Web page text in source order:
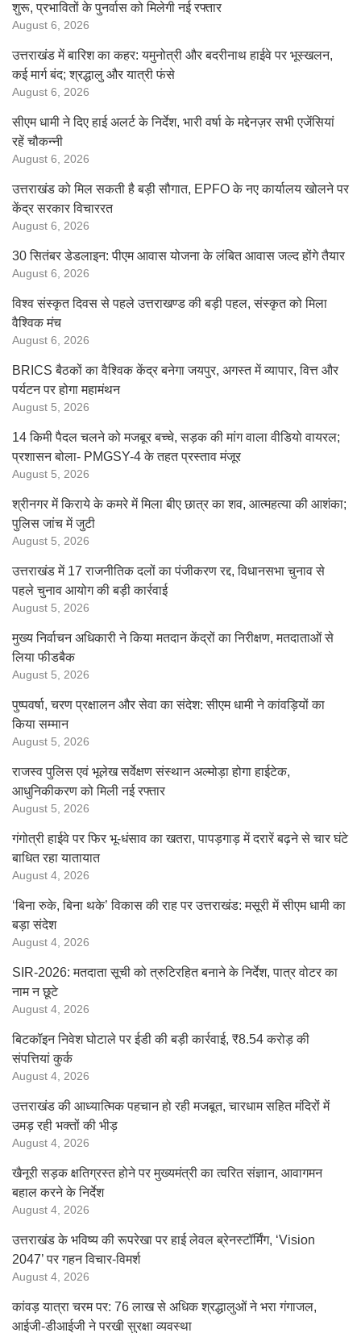
शुरू, प्रभावितों के पुनर्वास को मिलेगी नई रफ्तार
August 6, 2026
उत्तराखंड में बारिश का कहर: यमुनोत्री और बदरीनाथ हाईवे पर भूस्खलन,
कई मार्ग बंद; श्रद्धालु और यात्री फंसे
August 6, 2026
सीएम धामी ने दिए हाई अलर्ट के निर्देश, भारी वर्षा के मद्देनज़र सभी एजेंसियां
रहें चौकन्नी
August 6, 2026
उत्तराखंड को मिल सकती है बड़ी सौगात, EPFO के नए कार्यालय खोलने पर
केंद्र सरकार विचाररत
August 6, 2026
30 सितंबर डेडलाइन: पीएम आवास योजना के लंबित आवास जल्द होंगे तैयार
August 6, 2026
विश्व संस्कृत दिवस से पहले उत्तराखण्ड की बड़ी पहल, संस्कृत को मिला
वैश्विक मंच
August 6, 2026
BRICS बैठकों का वैश्विक केंद्र बनेगा जयपुर, अगस्त में व्यापार, वित्त और
पर्यटन पर होगा महामंथन
August 5, 2026
14 किमी पैदल चलने को मजबूर बच्चे, सड़क की मांग वाला वीडियो वायरल;
प्रशासन बोला- PMGSY-4 के तहत प्रस्ताव मंजूर
August 5, 2026
श्रीनगर में किराये के कमरे में मिला बीए छात्र का शव, आत्महत्या की आशंका;
पुलिस जांच में जुटी
August 5, 2026
उत्तराखंड में 17 राजनीतिक दलों का पंजीकरण रद्द, विधानसभा चुनाव से
पहले चुनाव आयोग की बड़ी कार्रवाई
August 5, 2026
मुख्य निर्वाचन अधिकारी ने किया मतदान केंद्रों का निरीक्षण, मतदाताओं से
लिया फीडबैक
August 5, 2026
पुष्पवर्षा, चरण प्रक्षालन और सेवा का संदेश: सीएम धामी ने कांवड़ियों का
किया सम्मान
August 5, 2026
राजस्व पुलिस एवं भूलेख सर्वेक्षण संस्थान अल्मोड़ा होगा हाईटेक,
आधुनिकीकरण को मिली नई रफ्तार
August 5, 2026
गंगोत्री हाईवे पर फिर भू-धंसाव का खतरा, पापड़गाड़ में दरारें बढ़ने से चार घंटे
बाधित रहा यातायात
August 4, 2026
‘बिना रुके, बिना थके’ विकास की राह पर उत्तराखंड: मसूरी में सीएम धामी का
बड़ा संदेश
August 4, 2026
SIR-2026: मतदाता सूची को त्रुटिरहित बनाने के निर्देश, पात्र वोटर का
नाम न छूटे
August 4, 2026
बिटकॉइन निवेश घोटाले पर ईडी की बड़ी कार्रवाई, ₹8.54 करोड़ की
संपत्तियां कुर्क
August 4, 2026
उत्तराखंड की आध्यात्मिक पहचान हो रही मजबूत, चारधाम सहित मंदिरों में
उमड़ रही भक्तों की भीड़
August 4, 2026
खैनूरी सड़क क्षतिग्रस्त होने पर मुख्यमंत्री का त्वरित संज्ञान, आवागमन
बहाल करने के निर्देश
August 4, 2026
उत्तराखंड के भविष्य की रूपरेखा पर हाई लेवल ब्रेनस्टॉर्मिंग, ‘Vision
2047’ पर गहन विचार-विमर्श
August 4, 2026
कांवड़ यात्रा चरम पर: 76 लाख से अधिक श्रद्धालुओं ने भरा गंगाजल,
आईजी-डीआईजी ने परखी सुरक्षा व्यवस्था